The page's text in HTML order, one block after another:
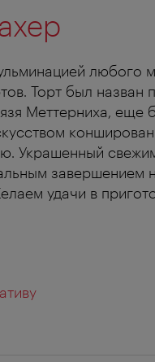
любого
Торт был
Меттерниха, еще
Украшенный
удачи в